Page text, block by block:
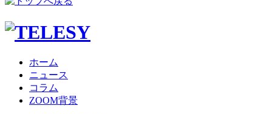
ホーム
ニュース
コラム
ZOOM背景